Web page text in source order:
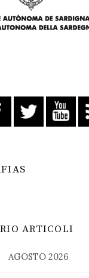
ARTICOLI
AGOSTO 2026